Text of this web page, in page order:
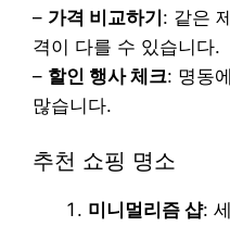
– 가격 비교하기: 같은
격이 다를 수 있습니다.
– 할인 행사 체크: 명동
많습니다.
추천 쇼핑 명소
미니멀리즘 샵: